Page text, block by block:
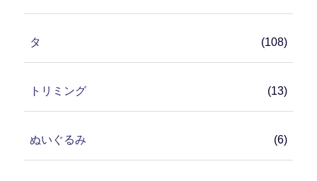
タ (108)
トリミング (13)
ぬいぐるみ (6)